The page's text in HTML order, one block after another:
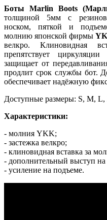
Боты Marlin Boots
толщиной 5мм с
носком, пяткой и
молнию японской фирмы
велкро. Клиновидная
препятствует
защищает от
продлит срок службы бот.
обеспечивает надёжную
Доступные размеры: S, M,
Характеристики:
- молния YKK;
- застежка велкро;
- клиновидная вставка за
- дополнительный выступ на
- усиление на подъеме.